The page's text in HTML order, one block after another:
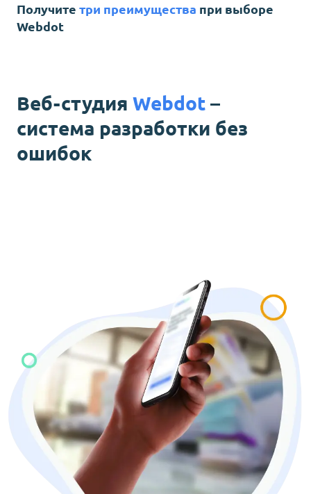
Получите три преимущества при выборе
Webdot
Веб-студия Webdot –
система разработки без
ошибок